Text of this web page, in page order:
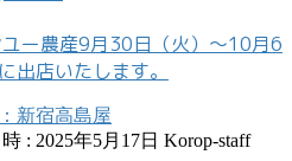
ー農産9月30日（火）～10月6
出店いたします。
: 2025年5月17日 Korop-staff